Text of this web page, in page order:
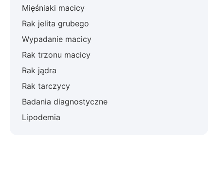
Mięśniaki macicy
Rak jelita grubego
Wypadanie macicy
Rak trzonu macicy
Rak jądra
Rak tarczycy
Badania diagnostyczne
Lipodemia